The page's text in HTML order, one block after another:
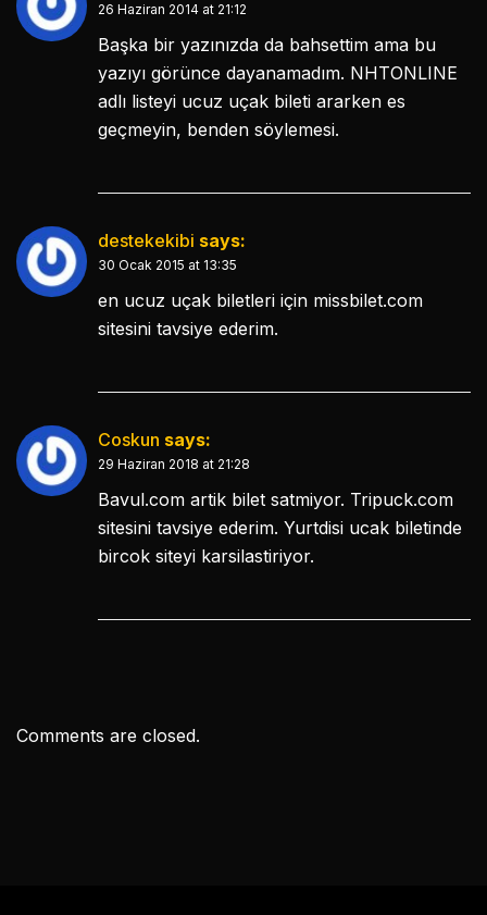
26 Haziran 2014 at 21:12
Başka bir yazınızda da bahsettim ama bu
yazıyı görünce dayanamadım. NHTONLINE
adlı listeyi ucuz uçak bileti ararken es
geçmeyin, benden söylemesi.
destekekibi says:
30 Ocak 2015 at 13:35
en ucuz uçak biletleri için missbilet.com
sitesini tavsiye ederim.
Coskun says:
29 Haziran 2018 at 21:28
Bavul.com artik bilet satmiyor. Tripuck.com
sitesini tavsiye ederim. Yurtdisi ucak biletinde
bircok siteyi karsilastiriyor.
Comments are closed.